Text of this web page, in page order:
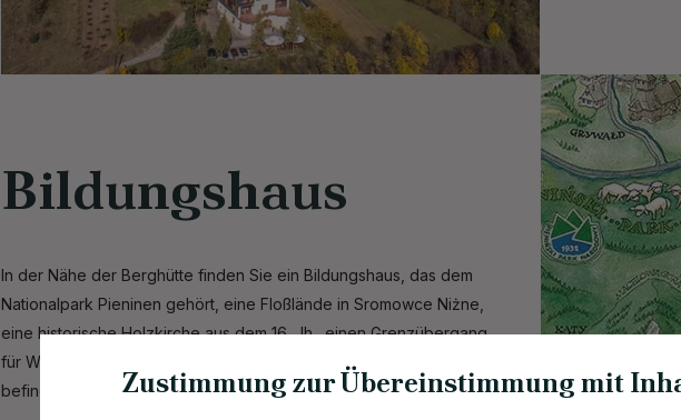
Bildungshaus
In der Nähe der Berghütte finden Sie ein Bildungshaus, das dem
Nationalpark Pieninen gehört, eine Floßlände in Sromowce Niżne,
eine historische Holzkirche aus dem 16. Jh., einen Grenzübergang
für Wanderer und Radfahrer in die Slowakei. Nicht weit vom Haus
befindet sich auch eine Bushaltestelle.
Zustimmung zur Übereinstimmung mit